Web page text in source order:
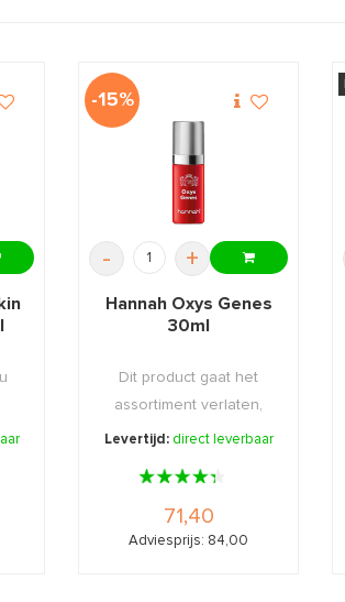
-15%
- +
Hannah Oxys Genes
30ml
Dit product gaat het
assortiment verlaten,
daarom nu extra v ...
Levertijd: direct leverbaar
71,40
Adviesprijs: 84,00